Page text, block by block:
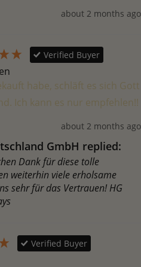
about 2 months ago
Verified Buyer
habe, schläft es sich Gott
Ich kann es nur empfehlen!!
about 2 months ago
GmbH replied:
Dank für diese tolle
weiterhin viele erholsame
sehr für das Vertrauen! HG
Verified Buyer